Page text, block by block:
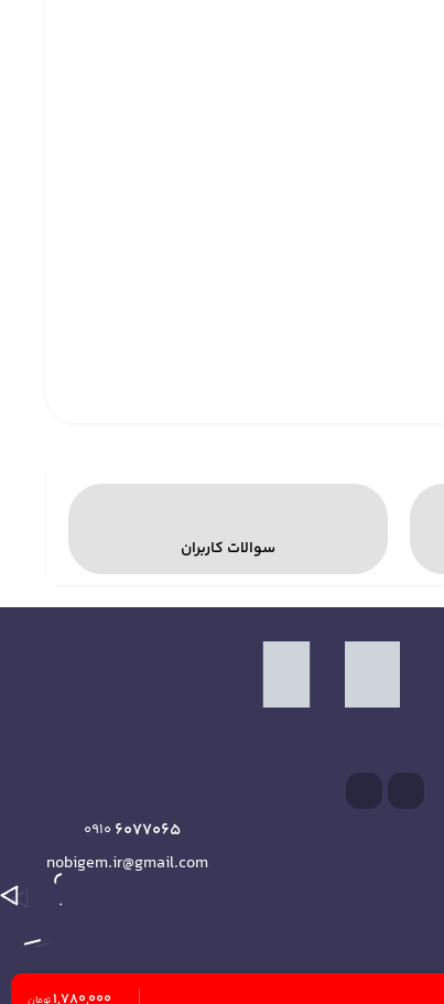
سوالات کاربران
1,780,000تومان
6077065
0910
nobigem.ir@gmail.com